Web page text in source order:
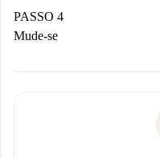
proprietário.
Se recusada: não
Débito direto
PASSO 4
Mude-se
não comunicar